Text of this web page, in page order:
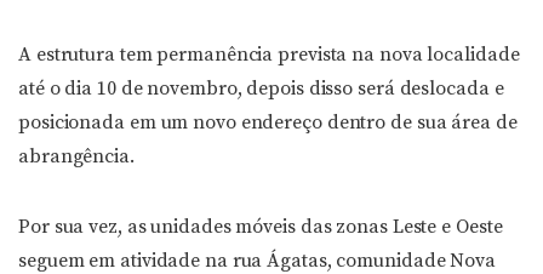
A estrutura tem permanência prevista na nova localidade
até o dia 10 de novembro, depois disso será deslocada e
posicionada em um novo endereço dentro de sua área de
abrangência.
Por sua vez, as unidades móveis das zonas Leste e Oeste
seguem em atividade na rua Ágatas, comunidade Nova